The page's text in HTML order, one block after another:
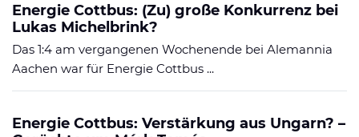
Energie Cottbus: (Zu) große Konkurrenz bei
Lukas Michelbrink?
Das 1:4 am vergangenen Wochenende bei Alemannia
Aachen war für Energie Cottbus ...
Energie Cottbus: Verstärkung aus Ungarn? –